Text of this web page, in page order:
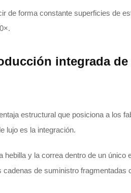
de forma constante superficies de
integrada
estructural que posiciona a los
lujo es la integración.
y la correa dentro de un único
de suministro fragmentadas